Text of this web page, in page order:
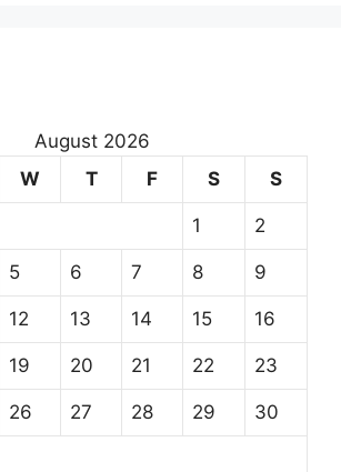
August 2026
W T F S S
1 2
5 6 7 8 9
12 13 14 15 16
19 20 21 22 23
26 27 28 29 30